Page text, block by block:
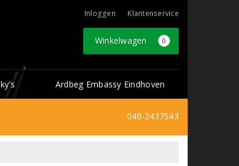
Inloggen Klantenservice
Winkelwagen 0
Ardbeg Embassy Eindhoven
040-2437543